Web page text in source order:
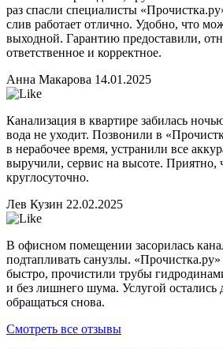
раз спасли специалисты
слив работает отлично. Удобно, что
выходной. Гарантию предоставили,
ответственное и корректное.
Анна Макарова 14.01.2025
Канализация в квартире забилась
вода не уходит. Позвонили в
в нерабочее время, устранили все
выручили, сервис на высоте. Приятно,
круглосуточно.
Лев Кузин 22.02.2025
В офисном помещении засорилась
подтапливать санузлы.
быстро, прочистили трубы
и без лишнего шума. Услугой остались
обращаться снова.
Смотреть все отзывы